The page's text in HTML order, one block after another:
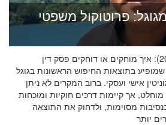
פרוטוקול משפטי
הסרת פסקי דין מגוגל (2026): איך מוחקים או דוחקים פסק דין
בתוצאות החיפוש הראשונות בגוגל
אישי ועסקי. ברוב המקרים לא ניתן
אך קיימות דרכים חוקיות ומוכחות
מסוימות, ולדחוק את התוצאה